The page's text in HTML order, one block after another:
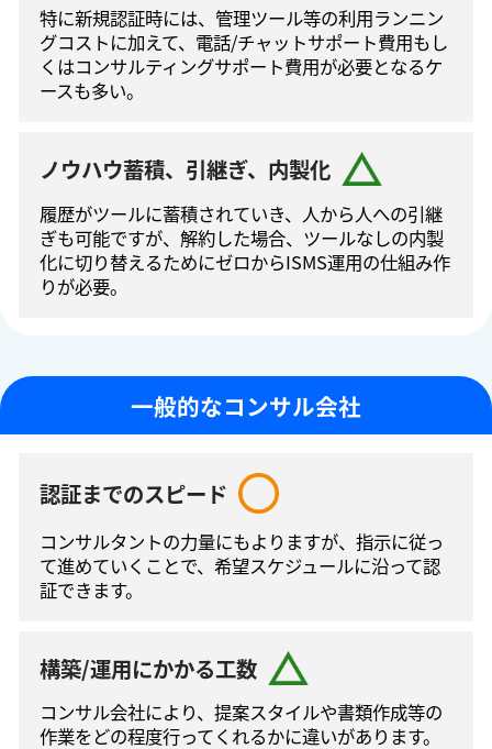
特に新規認証時には、管理ツール等の利⽤ランニン
グコストに加えて、電話/チャットサポート費⽤もし
くはコンサルティングサポート費⽤が必要となるケ
ースも多い。
ノウハウ蓄積、引継ぎ、内製化
履歴がツールに蓄積されていき、人から人への引継
ぎも可能ですが、解約した場合、ツールなしの内製
化に切り替えるためにゼロからISMS運⽤の仕組み作
りが必要。
一般的なコンサル会社
認証までのスピード
コンサルタントの⼒量にもよりますが、指⽰に従っ
て進めていくことで、希望スケジュールに沿って認
証できます。
構築/運用にかかる工数
コンサル会社により、提案スタイルや書類作成等の
作業をどの程度⾏ってくれるかに違いがあります。